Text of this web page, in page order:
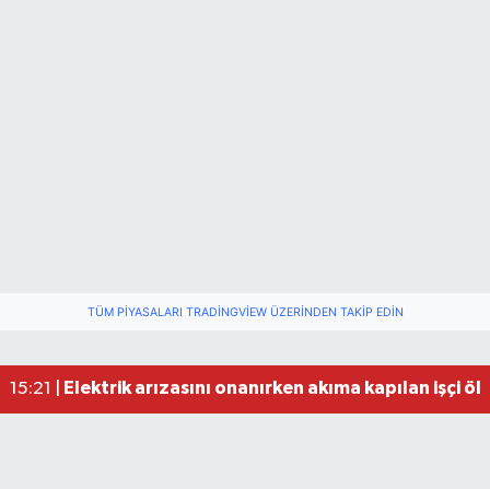
TÜM PIYASALARI TRADINGVIEW ÜZERINDEN TAKIP EDIN
15:21 | Elektrik arızasını onanırken akıma kapılan işçi